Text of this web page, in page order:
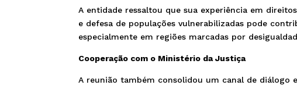
A entidade ressaltou que sua experiência em
e defesa de populações vulnerabilizadas pode
especialmente em regiões marcadas por
Cooperação com o Ministério da Justiça
A reunião também consolidou um canal de diálogo